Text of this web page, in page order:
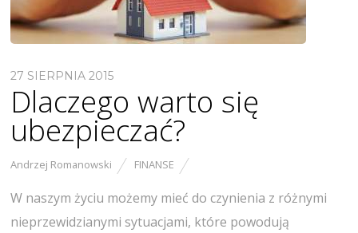
27 SIERPNIA 2015
Dlaczego warto się
ubezpieczać?
Andrzej Romanowski FINANSE
W naszym życiu możemy mieć do czynienia z różnymi
nieprzewidzianymi sytuacjami, które powodują